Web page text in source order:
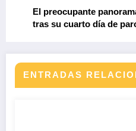
El preocupante
tras su cuarto día de
ENTRADAS